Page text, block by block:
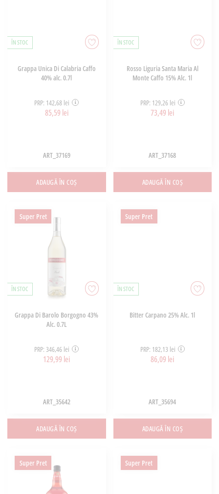
ÎN STOC
Grappa Unica Di Calabria Caffo
40% alc. 0.7l
PRP: 142,68 lei
85,59 lei
ART_37169
ADAUGĂ ÎN COȘ
ÎN STOC
Rosso Liguria Santa Maria Al
Monte Caffo 15% Alc. 1l
PRP: 129,26 lei
73,49 lei
ART_37168
ADAUGĂ ÎN COȘ
Super Pret
ÎN STOC
Grappa Di Barolo Borgogno 43%
Alc. 0.7L
PRP: 346,46 lei
129,99 lei
ART_35642
ADAUGĂ ÎN COȘ
Super Pret
ÎN STOC
Bitter Carpano 25% Alc. 1l
PRP: 182,13 lei
86,09 lei
ART_35694
ADAUGĂ ÎN COȘ
Super Pret Super Pret